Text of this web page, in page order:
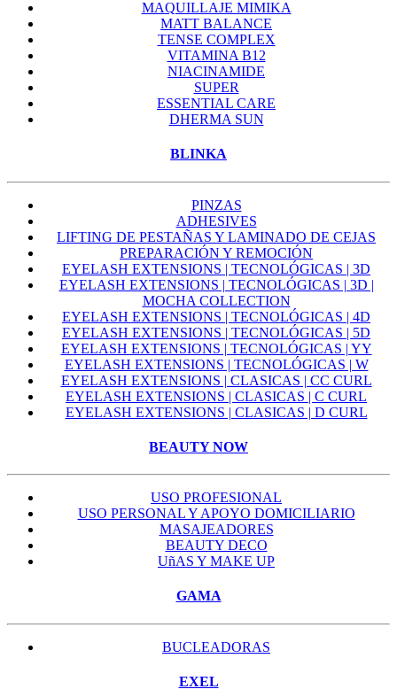
MAQUILLAJE MIMIKA
MATT BALANCE
TENSE COMPLEX
VITAMINA B12
NIACINAMIDE
SUPER
ESSENTIAL CARE
DHERMA SUN
BLINKA
PINZAS
ADHESIVES
LIFTING DE PESTAÑAS Y LAMINADO DE CEJAS
PREPARACIÓN Y REMOCIÓN
EYELASH EXTENSIONS | TECNOLÓGICAS | 3D
EYELASH EXTENSIONS | TECNOLÓGICAS | 3D |
MOCHA COLLECTION
EYELASH EXTENSIONS | TECNOLÓGICAS | 4D
EYELASH EXTENSIONS | TECNOLÓGICAS | 5D
EYELASH EXTENSIONS | TECNOLÓGICAS | YY
EYELASH EXTENSIONS | TECNOLÓGICAS | W
EYELASH EXTENSIONS | CLASICAS | CC CURL
EYELASH EXTENSIONS | CLASICAS | C CURL
EYELASH EXTENSIONS | CLASICAS | D CURL
BEAUTY NOW
USO PROFESIONAL
USO PERSONAL Y APOYO DOMICILIARIO
MASAJEADORES
BEAUTY DECO
UñAS Y MAKE UP
GAMA
BUCLEADORAS
EXEL